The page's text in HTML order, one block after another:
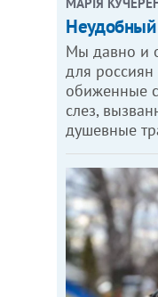
​Неудобный
Мы давно и
для
обиженные
слез,
душевные